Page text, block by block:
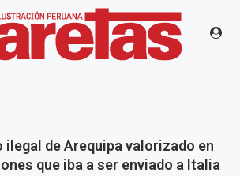
ilegal de Arequipa valorizado en
que iba a ser enviado a Italia